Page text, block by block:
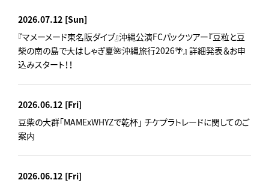
2026.07.12 [Sun]
『マメーメード東名阪ダイブ』沖縄公演FCパックツアー『豆粒と豆
柴の南の島で大はしゃぎ夏🌺沖縄旅行2026🌴』 詳細発表＆お申
込みスタート！！
2026.06.12 [Fri]
豆柴の大群「MAMExWHYZで乾杯」 チケプラトレードに関してのご
案内
2026.06.12 [Fri]